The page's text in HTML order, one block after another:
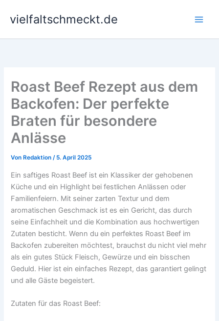
Inhaltvielfaltschmeckt.de
Roast Beef Rezept aus dem
Backofen: Der perfekte
Braten für besondere
Anlässe
Von Redaktion/ 5. April 2025
Ein saftiges Roast Beef ist ein Klassiker der gehobenen
Küche und ein Highlight bei festlichen Anlässen oder
Familienfeiern. Mit seiner zarten Textur und dem
aromatischen Geschmack ist es ein Gericht, das durch
seine Einfachheit und die Kombination aus hochwertigen
Zutaten besticht. Wenn du ein perfektes Roast Beef im
Backofen zubereiten möchtest, brauchst du nicht viel mehr
als ein gutes Stück Fleisch, Gewürze und ein bisschen
Geduld. Hier ist ein einfaches Rezept, das garantiert gelingt
und alle Gäste begeistert.
Zutaten für das Roast Beef: